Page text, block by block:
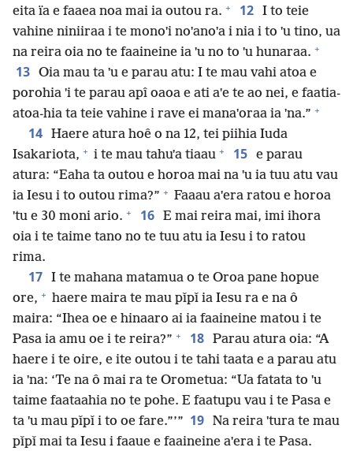
eita ïa e faaea noa mai ia outou ra. + 12 I to teie
vahine niniiraa i te monoˈi noˈanoˈa i nia i to ˈu tino, ua
na reira oia no te faaineine ia ˈu no to ˈu hunaraa. +
13 Oia mau ta ˈu e parau atu: I te mau vahi atoa e
porohia ˈi te parau apî oaoa e ati aˈe te ao nei, e faatia-
atoa-hia ta teie vahine i rave ei manaˈoraa ia ˈna.” +
14 Haere atura hoê o na 12, tei piihia Iuda
Isakariota, + i te mau tahuˈa tiaau + 15 e parau
atura: “Eaha ta outou e horoa mai na ˈu ia tuu atu vau
ia Iesu i to outou rima?” + Faaau aˈera ratou e horoa
ˈtu e 30 moni ario. + 16 E mai reira mai, imi ihora
oia i te taime tano no te tuu atu ia Iesu i to ratou
rima.
17 I te mahana matamua o te Oroa pane hopue
ore, + haere maira te mau pǐpǐ ia Iesu ra e na ô
maira: “Ihea oe e hinaaro ai ia faaineine matou i te
Pasa ia amu oe i te reira?” + 18 Parau atura oia: “A
haere i te oire, e ite outou i te tahi taata e a parau atu
ia ˈna: ‘Te na ô mai ra te Orometua: “Ua fatata to ˈu
taime faataahia no te pohe. E faatupu vau i te Pasa e
ta ˈu mau pǐpǐ i to oe fare.”’” 19 Na reira ˈtura te mau
pǐpǐ mai ta Iesu i faaue e faaineine aˈera i te Pasa.